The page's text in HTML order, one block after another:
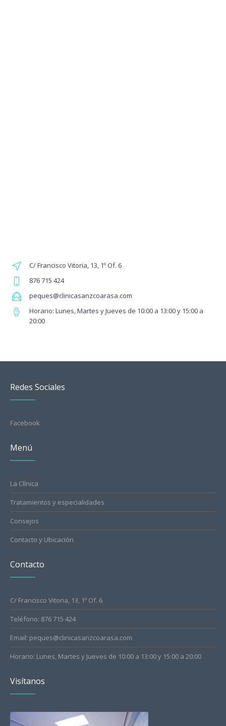
C/ Francisco Vitoria, 13, 1º Of. 6
876 715 424
peques@clinicasanzcoarasa.com
Horario: Lunes, Martes y Jueves de 10:00 a 13:00 y 15:00 a
20:00
Redes Sociales
Facebook
Menú
La Clínica
Tratamientos y especialidades
Consejos
Contacto y Ubicación
Contacto
C/ Francisco Vitoria, 13, 1º Of. 6
Teléfono: 876 715 424
Email: peques@clinicasanzcoarasa.com
Horario: Lunes, Martes y Jueves de 10:00 a 13:00 y 15:00 a 20:00
Visítanos